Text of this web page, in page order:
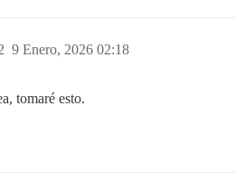
9 Enero, 2026 02:18
tomaré esto.